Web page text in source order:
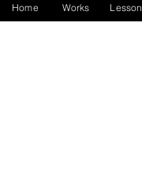
Home Works Lesson